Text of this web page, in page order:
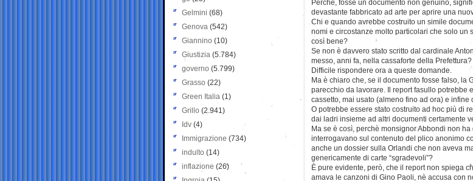
Perchè, fosse un documento non genuino,
devastante fabbricato ad arte per aprire una
Chi e quando avrebbe costruito un simile
nomi e circostanze molto particolari che solo un
così bene?
Se non è davvero stato scritto dal cardinale
messo, anni fa, nella cassaforte della Prefettura?
Difficile rispondere ora a queste domande.
Ma è chiaro che, se il documento fosse falso,
parecchio da lavorare. Il report fasullo potrebbe
cassetto, mai usato (almeno fino ad ora) e infine
O potrebbe essere stato costruito ad hoc più di
dai ladri insieme ad altri documenti certamente
Ma se è così, perchè monsignor Abbondi non
interrogavano sul contenuto del plico anonimo
anche un dossier sulla Orlandi che non aveva
genericamente di carte “sgradevoli”?
È pure evidente, però, che il report non spiega
amava le canzoni di Gino Paoli, nè accusa con
Gelmini (68)
Genova (542)
Giannino (10)
Giustizia (5.784)
governo (5.799)
Grasso (22)
Green Italia (1)
Grillo (2.941)
Idv (4)
Immigrazione (734)
indulto (14)
inflazione (26)